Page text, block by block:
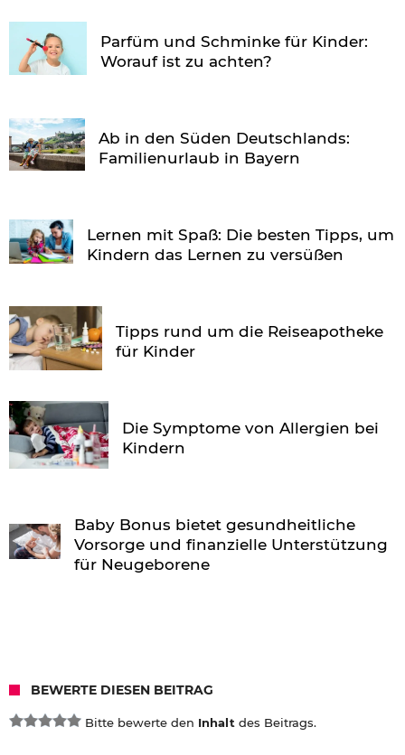
Parfüm und Schminke für Kinder:
Worauf ist zu achten?
Ab in den Süden Deutschlands:
Familienurlaub in Bayern
Lernen mit Spaß: Die besten Tipps, um
Kindern das Lernen zu versüßen
Tipps rund um die Reiseapotheke
für Kinder
Die Symptome von Allergien bei
Kindern
Baby Bonus bietet gesundheitliche
Vorsorge und finanzielle Unterstützung
für Neugeborene
BEWERTE DIESEN BEITRAG
Bitte bewerte den Inhalt des Beitrags.